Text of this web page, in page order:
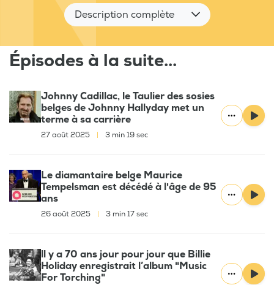
Description complète
Épisodes à la suite...
Johnny Cadillac, le Taulier des sosies
belges de Johnny Hallyday met un
terme à sa carrière
27 août 2025 3 min 19 sec
Le diamantaire belge Maurice
Tempelsman est décédé à l'âge de 95
ans
26 août 2025 3 min 17 sec
ll y a 70 ans jour pour jour que Billie
Holiday enregistrait l’album "Music
For Torching"